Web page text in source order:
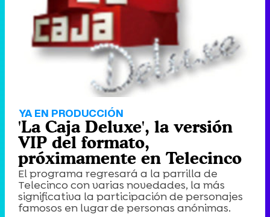
YA EN PRODUCCIÓN
'La Caja Deluxe', la versión
VIP del formato,
próximamente en Telecinco
El programa regresará a la parrilla de
Telecinco con varias novedades, la más
significativa la participación de personajes
famosos en lugar de personas anónimas.